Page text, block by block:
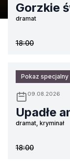
Gorzkie
dramat
18:00
Pokaz specjalny
09.08.2026
Upadłe
dramat, kryminał
18:00